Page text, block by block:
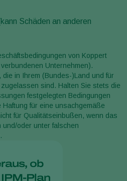
Schäden an anderen
von Koppert
Unternehmen).
in Ihrem (Bundes-)Land und für
sind. Halten Sie stets die
festgelegten Bedingungen
für eine unsachgemäße
für Qualitätseinbußen, wenn das
und/oder unter falschen
ob
Plan